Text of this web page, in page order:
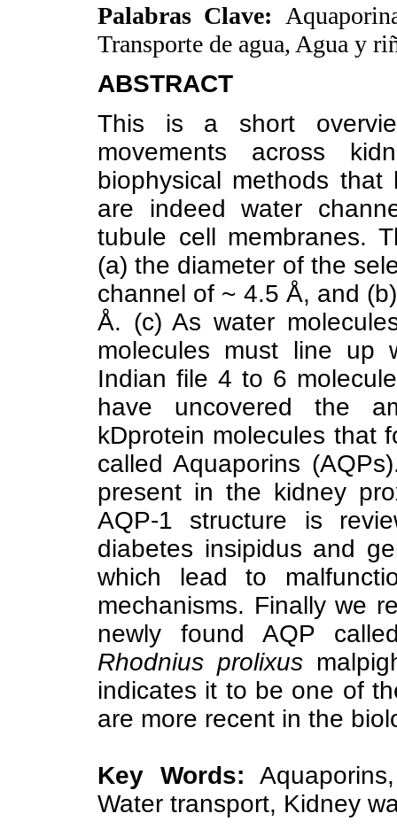
Palabras Clave:
Transporte de agua, Agua y
ABSTRACT
This is a short
movements across
biophysical methods
are indeed water
tubule cell membranes.
(a) the diameter of the
channel of ~ 4.5 Å, and
Å. (c) As water
molecules must line up
Indian file 4 to 6
have uncovered the
kDprotein molecules that
called Aquaporins
present in the kidney
AQP-1 structure is
diabetes insipidus and
which lead to
mechanisms. Finally we
newly found AQP
Rhodnius prolixus
indicates it to be one of
are more recent in the
Key Words:
Water transport, Kidney